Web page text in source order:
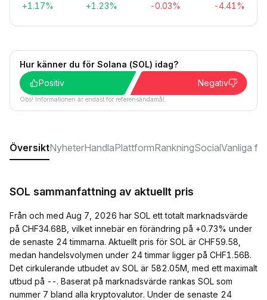
+1.17% +1.23% -0.03% -4.41%
Hur känner du för Solana (SOL) idag?
Positiv
Negativ
Obs! Informationen är endast för referensändamål.
ÖversiktNyheterHandlaPlattformRankningSocialVanliga
SOL sammanfattning av aktuellt pris
Från och med Aug 7, 2026 har SOL ett totalt marknadsvärde
på CHF34.68B, vilket innebär en förändring på +0.73% under
de senaste 24 timmarna. Aktuellt pris för SOL är CHF59.58,
medan handelsvolymen under 24 timmar ligger på CHF1.56B.
Det cirkulerande utbudet av SOL är 582.05M, med ett maximalt
utbud på --. Baserat på marknadsvärde rankas SOL som
nummer 7 bland alla kryptovalutor. Under de senaste 24